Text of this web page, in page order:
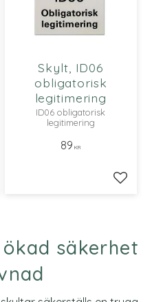
till i favoriter
Skylt, ID06
obligatorisk
legitimering
ID06 obligatorisk
legitimering
89 KR
Lägg
säkerhet